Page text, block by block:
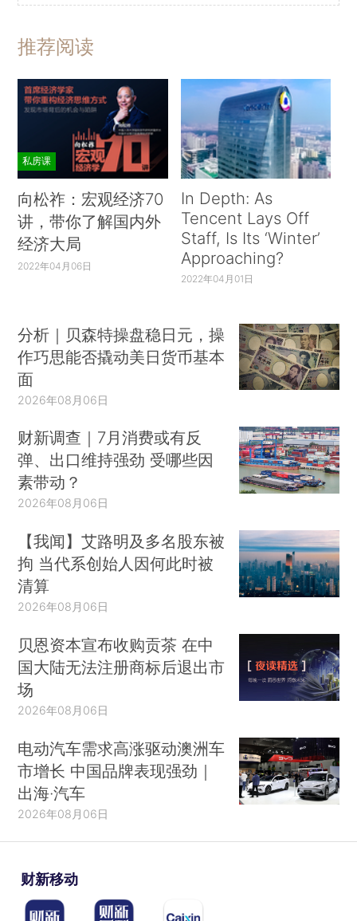
推荐阅读
私房课
向松祚：宏观经济70
讲，带你了解国内外
经济大局
2022年04月06日
In Depth: As
Tencent Lays Off
Staff, Is Its ‘Winter’
Approaching?
2022年04月01日
分析｜贝森特操盘稳日元，操
作巧思能否撬动美日货币基本
面
2026年08月06日
财新调查｜7月消费或有反
弹、出口维持强劲 受哪些因
素带动？
2026年08月06日
【我闻】艾路明及多名股东被
拘 当代系创始人因何此时被
清算
2026年08月06日
贝恩资本宣布收购贡茶 在中
国大陆无法注册商标后退出市
场
2026年08月06日
电动汽车需求高涨驱动澳洲车
市增长 中国品牌表现强劲｜
出海·汽车
2026年08月06日
财新移动